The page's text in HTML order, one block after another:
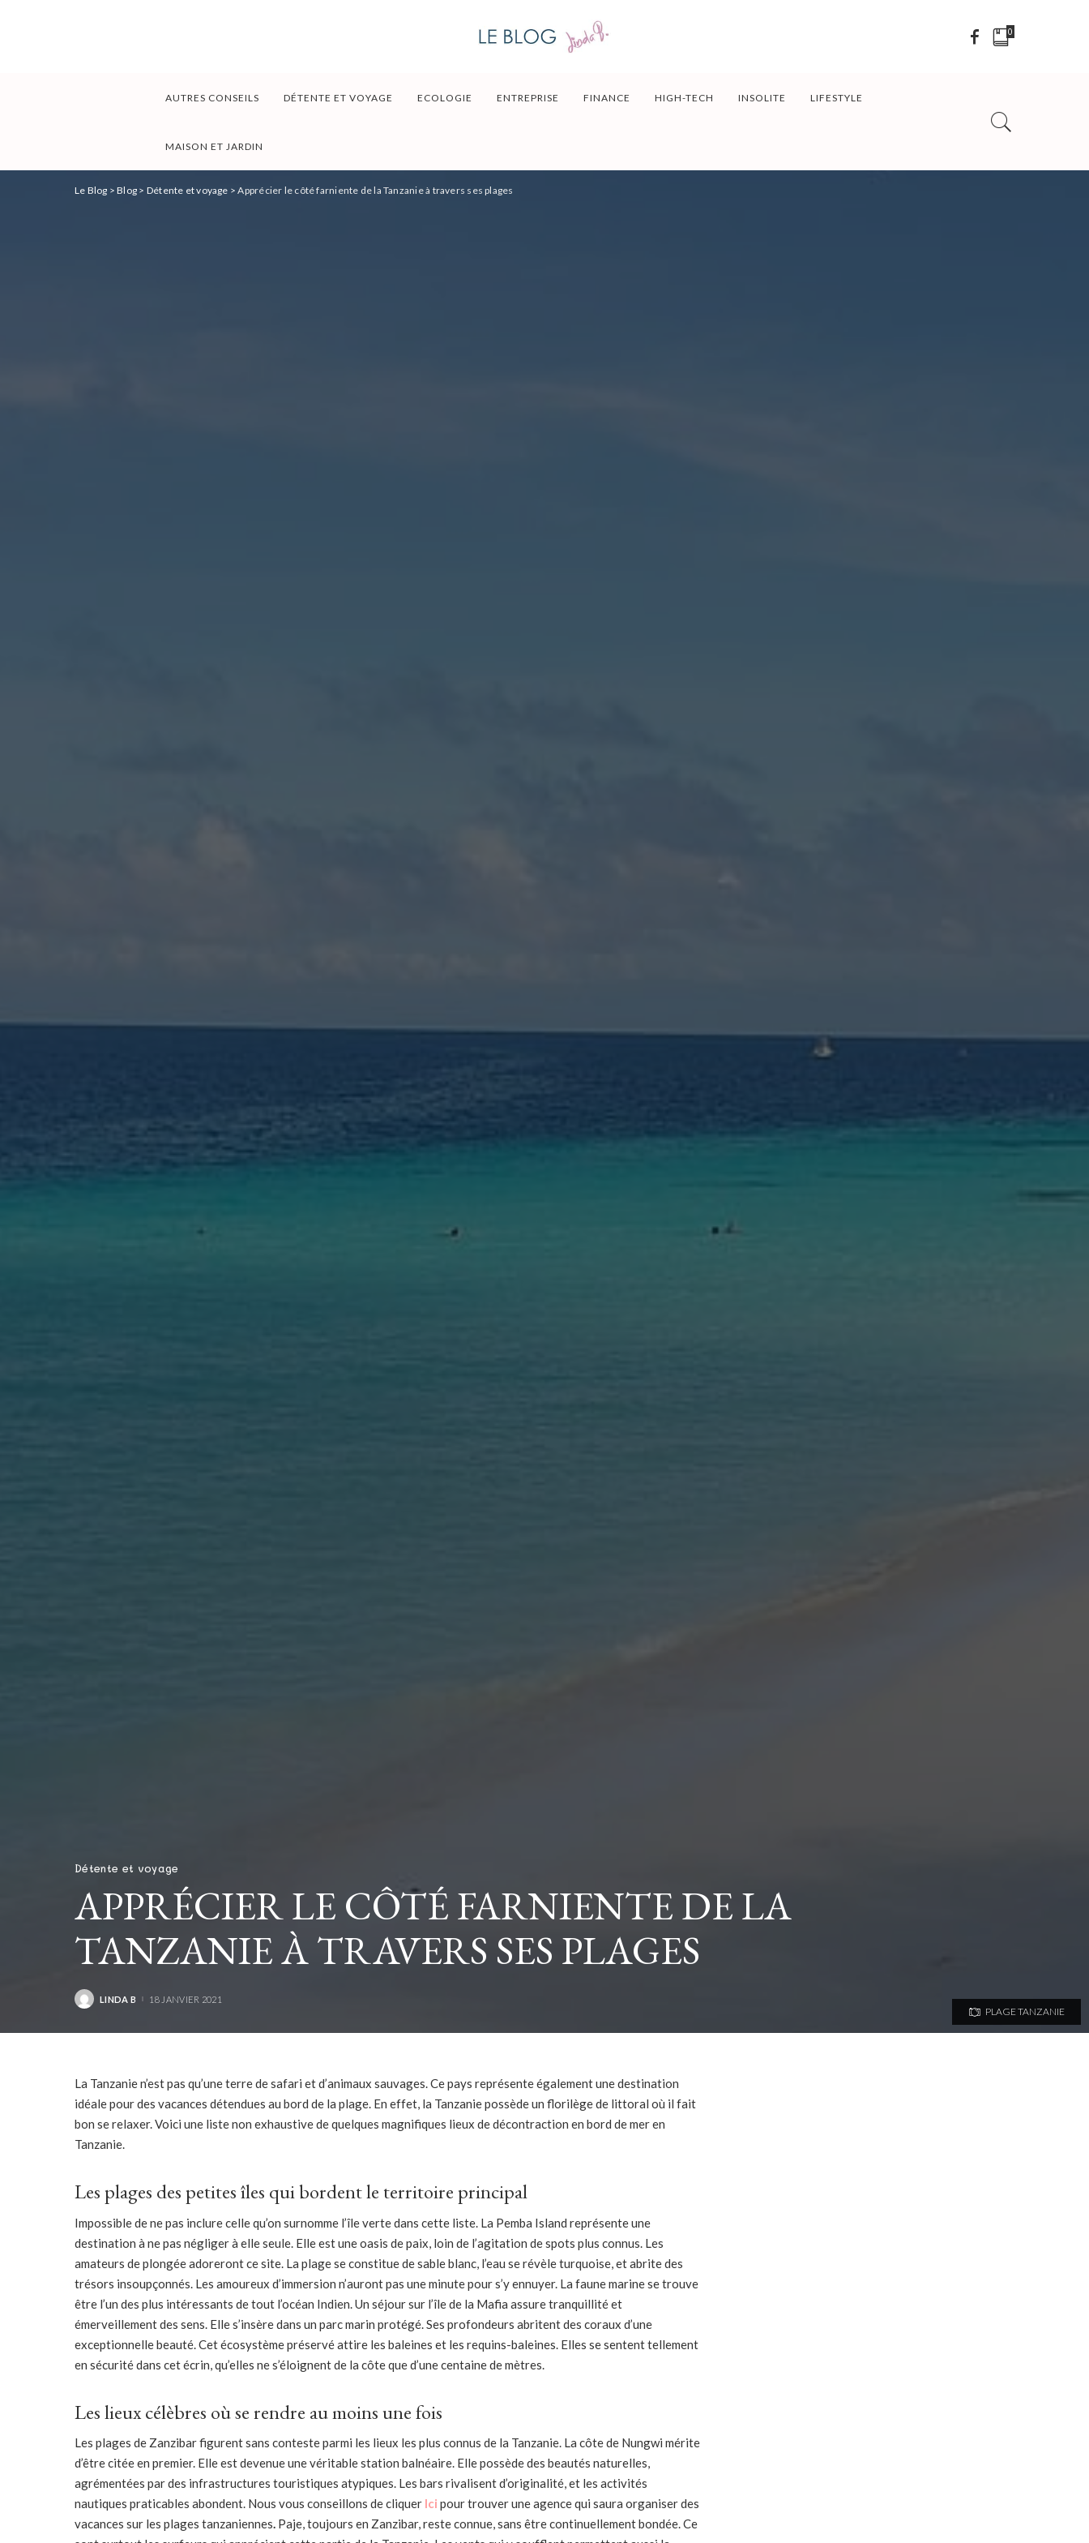
0
AUTRES CONSEILS DÉTENTE ET VOYAGE ECOLOGIE ENTREPRISE FINANCE HIGH-TECH INSOLITE LIFESTYLE
MAISON ET JARDIN
PLAGE TANZANIE
Le Blog >Blog > Détente et voyage >Apprécier le côté farniente de la Tanzanie à travers ses plages
Détente et voyage
APPRÉCIER LE CÔTÉ FARNIENTE DE LA
TANZANIE À TRAVERS SES PLAGES
POSTED
LINDA B 18 JANVIER 2021
La Tanzanie n’est pas qu’une terre de safari et d’animaux sauvages. Ce pays représente également une destination
idéale pour des vacances détendues au bord de la plage. En effet, la Tanzanie possède un florilège de littoral où il fait
bon se relaxer. Voici une liste non exhaustive de quelques magnifiques lieux de décontraction en bord de mer en
Tanzanie.
Les plages des petites îles qui bordent le territoire principal
Impossible de ne pas inclure celle qu’on surnomme l’île verte dans cette liste. La Pemba Island représente une
destination à ne pas négliger à elle seule. Elle est une oasis de paix, loin de l’agitation de spots plus connus. Les
amateurs de plongée adoreront ce site. La plage se constitue de sable blanc, l’eau se révèle turquoise, et abrite des
trésors insoupçonnés. Les amoureux d’immersion n’auront pas une minute pour s’y ennuyer. La faune marine se trouve
être l’un des plus intéressants de tout l’océan Indien. Un séjour sur l’île de la Mafia assure tranquillité et
émerveillement des sens. Elle s’insère dans un parc marin protégé. Ses profondeurs abritent des coraux d’une
exceptionnelle beauté. Cet écosystème préservé attire les baleines et les requins-baleines. Elles se sentent tellement
en sécurité dans cet écrin, qu’elles ne s’éloignent de la côte que d’une centaine de mètres.
Les lieux célèbres où se rendre au moins une fois
Les plages de Zanzibar figurent sans conteste parmi les lieux les plus connus de la Tanzanie. La côte de Nungwi mérite
d’être citée en premier. Elle est devenue une véritable station balnéaire. Elle possède des beautés naturelles,
agrémentées par des infrastructures touristiques atypiques. Les bars rivalisent d’originalité, et les activités
nautiques praticables abondent. Nous vous conseillons de cliquer Ici pour trouver une agence qui saura organiser des
vacances sur les plages tanzaniennes. Paje, toujours en Zanzibar, reste connue, sans être continuellement bondée. Ce